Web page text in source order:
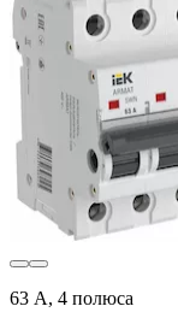
63 А, 4 полюса